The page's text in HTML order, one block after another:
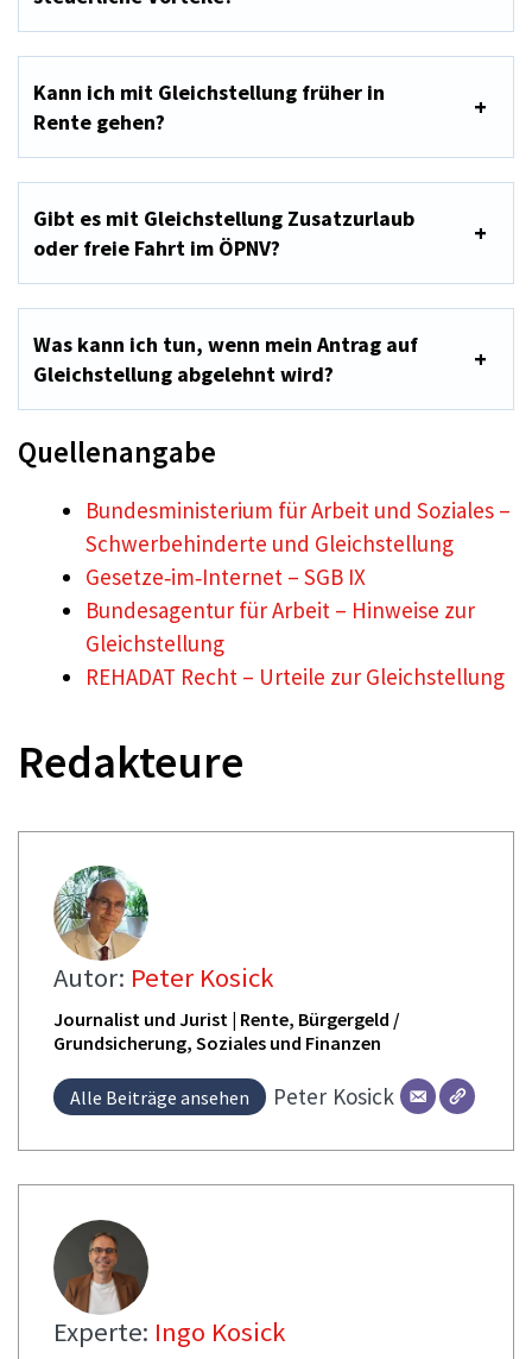
Kann ich mit Gleichstellung früher in
Rente gehen?
Gibt es mit Gleichstellung Zusatzurlaub
oder freie Fahrt im ÖPNV?
Was kann ich tun, wenn mein Antrag auf
Gleichstellung abgelehnt wird?
Quellenangabe
Bundesministerium für Arbeit und Soziales –
Schwerbehinderte und Gleichstellung
Gesetze‑im‑Internet – SGB IX
Bundesagentur für Arbeit – Hinweise zur
Gleichstellung
REHADAT Recht – Urteile zur Gleichstellung
Redakteure
Autor: Peter Kosick
Journalist und Jurist | Rente, Bürgergeld /
Grundsicherung, Soziales und Finanzen
Alle Beiträge ansehen Peter Kosick
Experte: Ingo Kosick